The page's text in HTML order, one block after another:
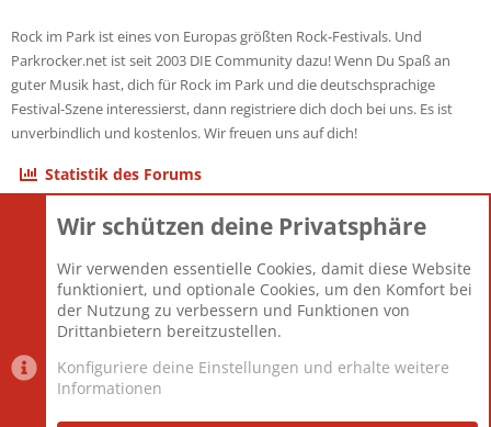
Rock im Park ist eines von Europas größten Rock-Festivals. Und
Parkrocker.net ist seit 2003 DIE Community dazu! Wenn Du Spaß an
guter Musik hast, dich für Rock im Park und die deutschsprachige
Festival-Szene interessierst, dann registriere dich doch bei uns. Es ist
unverbindlich und kostenlos. Wir freuen uns auf dich!
Statistik des Forums
Themen
Mitglieder
12.427
Neuestes Mitglied
Berlin
Wir schützen deine Privatsphäre
Wir verwenden essentielle Cookies, damit diese Website
funktioniert, und optionale Cookies, um den Komfort bei
der Nutzung zu verbessern und Funktionen von
Drittanbietern bereitzustellen.
Konfiguriere deine Einstellungen und erhalte weitere
Informationen